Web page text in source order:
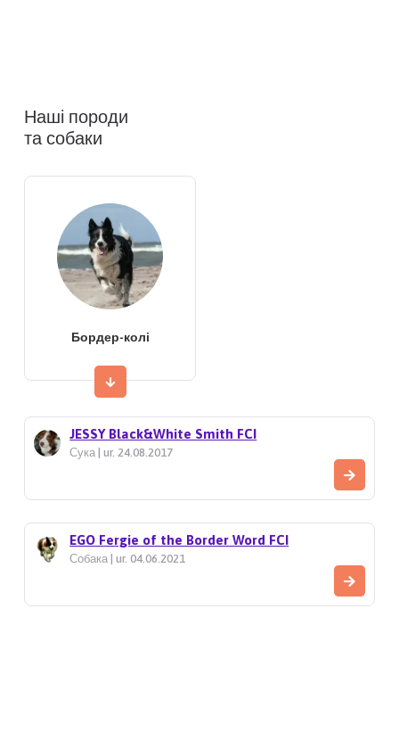
Наші породи
та собаки
Бордер-колі
JESSY Black&White Smith FCI
Сука | ur. 24.08.2017
EGO Fergie of the Border Word FCI
Собака | ur. 04.06.2021